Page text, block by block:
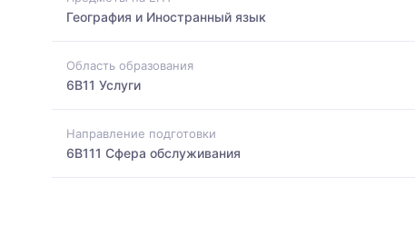
География и Иностранный язык
Область образования
6B11 Услуги
Направление подготовки
6B111 Сфера обслуживания